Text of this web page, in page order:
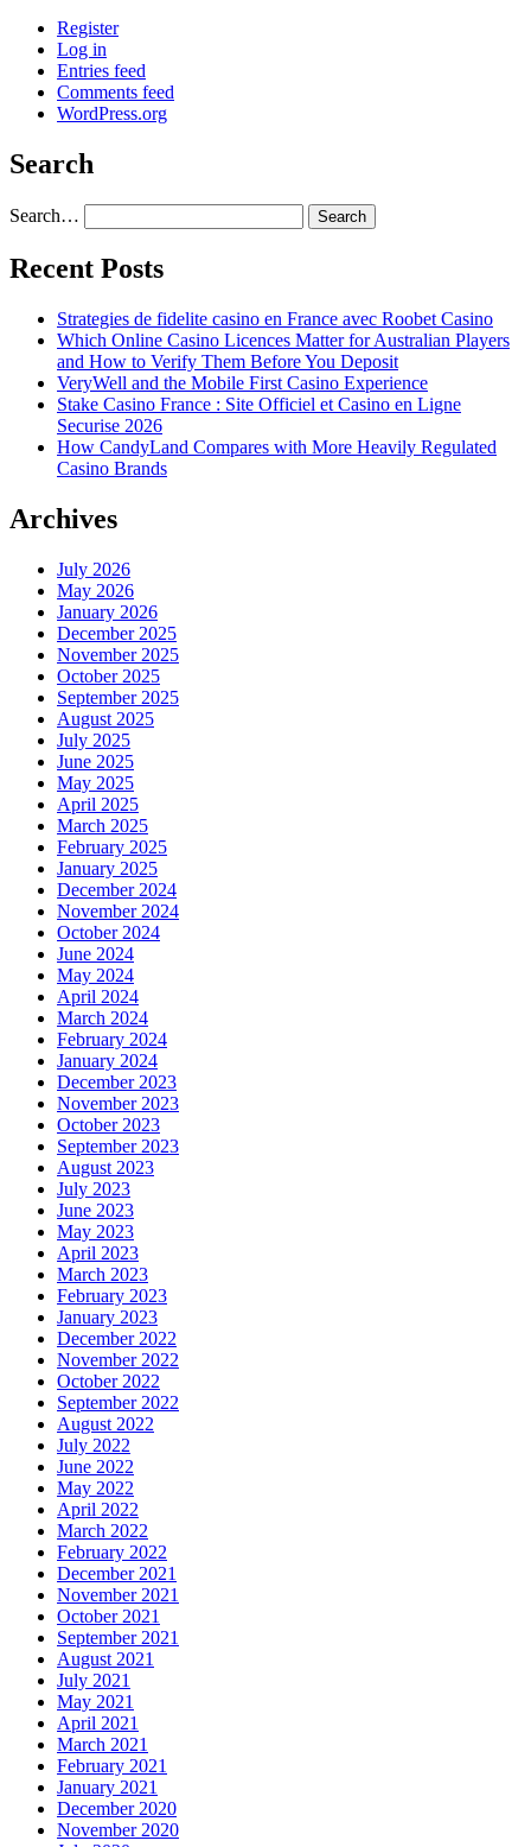
Register
Log in
Entries feed
Comments feed
WordPress.org
Search
Search…
Recent Posts
Strategies de fidelite casino en France avec Roobet Casino
Which Online Casino Licences Matter for Australian Players
and How to Verify Them Before You Deposit
VeryWell and the Mobile First Casino Experience
Stake Casino France : Site Officiel et Casino en Ligne
Securise 2026
How CandyLand Compares with More Heavily Regulated
Casino Brands
Archives
July 2026
May 2026
January 2026
December 2025
November 2025
October 2025
September 2025
August 2025
July 2025
June 2025
May 2025
April 2025
March 2025
February 2025
January 2025
December 2024
November 2024
October 2024
June 2024
May 2024
April 2024
March 2024
February 2024
January 2024
December 2023
November 2023
October 2023
September 2023
August 2023
July 2023
June 2023
May 2023
April 2023
March 2023
February 2023
January 2023
December 2022
November 2022
October 2022
September 2022
August 2022
July 2022
June 2022
May 2022
April 2022
March 2022
February 2022
December 2021
November 2021
October 2021
September 2021
August 2021
July 2021
May 2021
April 2021
March 2021
February 2021
January 2021
December 2020
November 2020